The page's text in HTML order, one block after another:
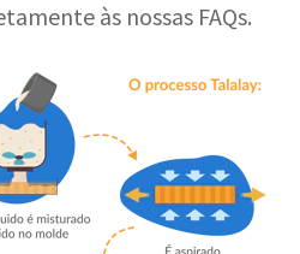
às nossas FAQs.